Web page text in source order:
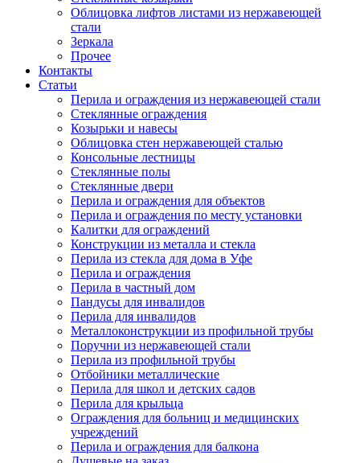
Облицовка лифтов листами из нержавеющей
стали
Зеркала
Прочее
Контакты
Статьи
Перила и ограждения из нержавеющей стали
Стеклянные ограждения
Козырьки и навесы
Облицовка стен нержавеющей сталью
Консольные лестницы
Стеклянные полы
Стеклянные двери
Перила и ограждения для объектов
Перила и ограждения по месту установки
Калитки для ограждений
Конструкции из металла и стекла
Перила из стекла для дома в Уфе
Перила и ограждения
Перила в частный дом
Пандусы для инвалидов
Перила для инвалидов
Металлоконструкции из профильной трубы
Поручни из нержавеющей стали
Перила из профильной трубы
Отбойники металлические
Перила для школ и детских садов
Перила для крыльца
Ограждения для больниц и медицинских
учреждений
Перила и ограждения для балкона